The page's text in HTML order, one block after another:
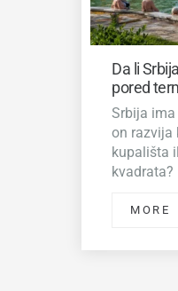
Da li
pored
Srbija
on razvija
kupališta
kvadrata?
MORE